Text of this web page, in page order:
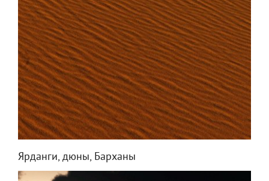
Ярданги, дюны, Барханы